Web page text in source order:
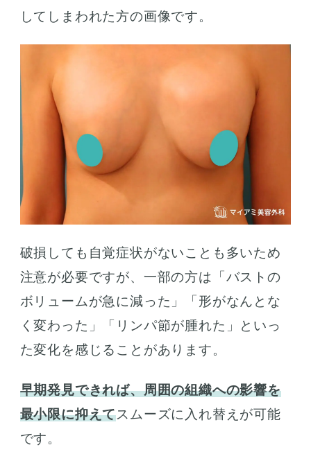
してしまわれた方の画像です。
破損しても自覚症状がないことも多いため
注意が必要ですが、一部の方は「バストの
ボリュームが急に減った」「形がなんとな
く変わった」「リンパ節が腫れた」といっ
た変化を感じることがあります。
早期発見できれば、周囲の組織への影響を
最小限に抑えてスムーズに入れ替えが可能
です。